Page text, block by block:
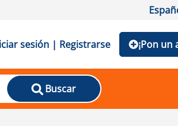
sesión | Registrarse ¡Pon un
Buscar